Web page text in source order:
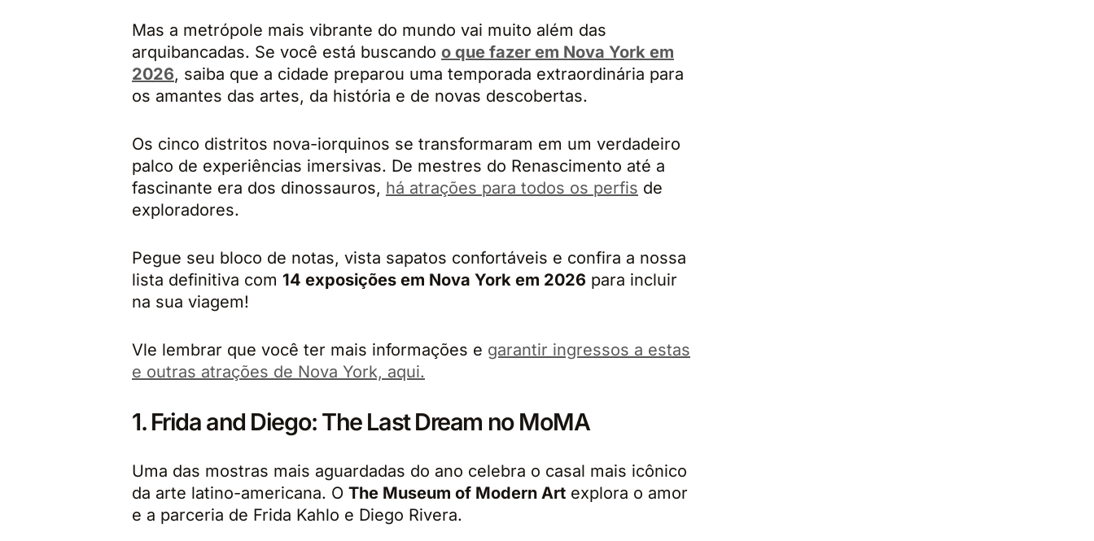
Mas a metrópole mais vibrante do mundo vai muito além das
arquibancadas. Se você está buscando o que fazer em Nova York em
2026, saiba que a cidade preparou uma temporada extraordinária para
os amantes das artes, da história e de novas descobertas.
Os cinco distritos nova-iorquinos se transformaram em um verdadeiro
palco de experiências imersivas. De mestres do Renascimento até a
fascinante era dos dinossauros, há atrações para todos os perfis de
exploradores.
Pegue seu bloco de notas, vista sapatos confortáveis e confira a nossa
lista definitiva com 14 exposições em Nova York em 2026 para incluir
na sua viagem!
Vle lembrar que você ter mais informações e garantir ingressos a estas
e outras atrações de Nova York, aqui.
1. Frida and Diego: The Last Dream no MoMA
Uma das mostras mais aguardadas do ano celebra o casal mais icônico
da arte latino-americana. O The Museum of Modern Art explora o amor
e a parceria de Frida Kahlo e Diego Rivera.